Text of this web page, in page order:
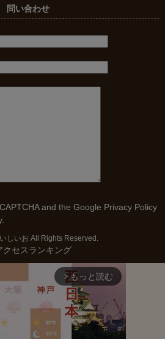
問い合わせ
and the Google Privacy Policy
しいお All Rights Reserved.
arrow_forward_ios もっと読む